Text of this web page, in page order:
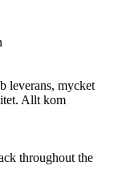
leverans, mycket
Allt kom
throughout the